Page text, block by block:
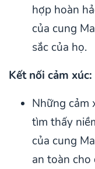
hợp hoàn
của cung
sắc của họ.
Kết nối cảm xúc:
Những cảm
tìm thấy
của cung
an toàn cho